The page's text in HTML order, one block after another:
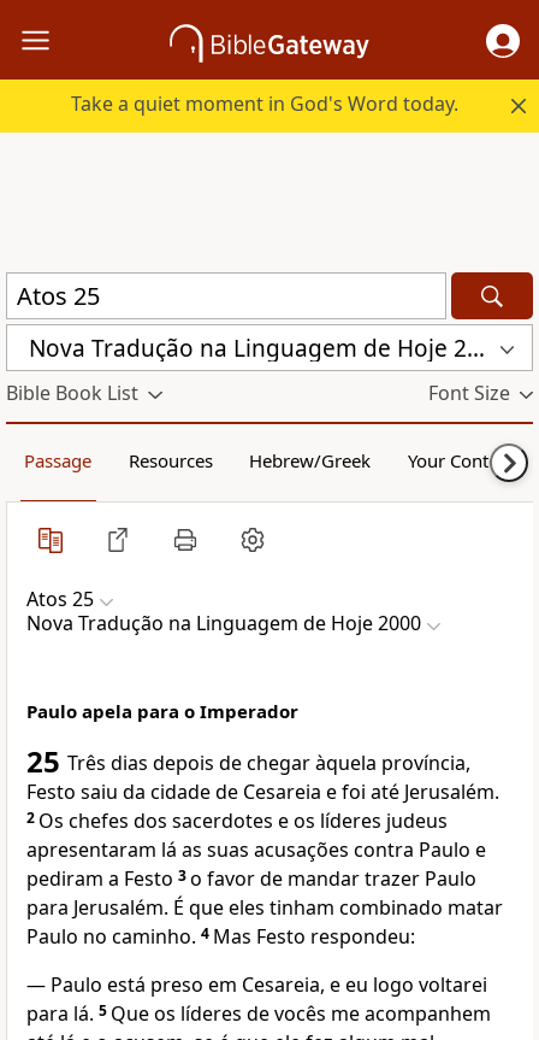
Take a quiet moment in God's Word today.
Nova Traduҫão na Linguagem de Hoje 2000 (NTLH)
Bible Book List Font Size
Passage Resources Hebrew/Greek Your Content
Atos 25
Nova Traduҫão na Linguagem de Hoje 2000
Paulo apela para o Imperador
25 Três dias depois de chegar àquela província,
Festo saiu da cidade de Cesareia e foi até Jerusalém.
2 Os chefes dos sacerdotes e os líderes judeus
apresentaram lá as suas acusações contra Paulo e
pediram a Festo 3o favor de mandar trazer Paulo
para Jerusalém. É que eles tinham combinado matar
Paulo no caminho. 4 Mas Festo respondeu:
— Paulo está preso em Cesareia, e eu logo voltarei
para lá. 5 Que os líderes de vocês me acompanhem